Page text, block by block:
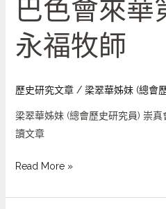
巴色會來華
永福牧師
歷史研究文章/ 梁翠華姊妹 (總會
梁翠華姊妹 (總會歷史研究員) 崇
讀文章
色
會
來
第
韋
福
Read More »